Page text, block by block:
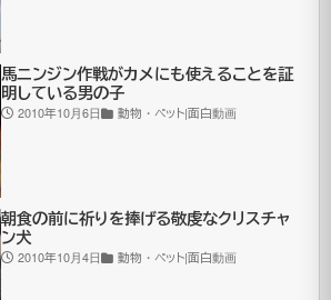
馬ニンジン作戦がカメにも使えることを証
明している男の子
2010年10月6日 動物・ペット|面白動画
朝食の前に祈りを捧げる敬虔なクリスチャ
ン犬
2010年10月4日 動物・ペット|面白動画